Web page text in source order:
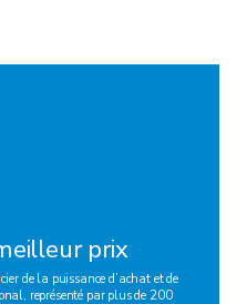
prix
de la puissance d’achat et de
représenté par plus de 200